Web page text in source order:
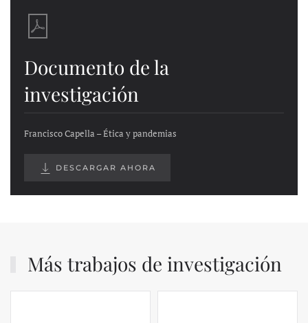
Documento de la
investigación
Francisco Capella – Ética y pandemias
DESCARGAR AHORA
Más trabajos de investigación